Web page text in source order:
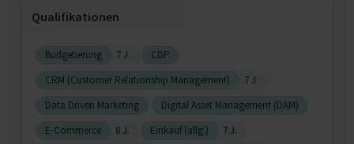
Qualifikationen
Budgetierung 7 J.
CDP
CRM (Customer Relationship Management)
7 J.
Data Driven Marketing
Digital Asset Management (DAM)
E-Commerce
8 J. Einkauf (allg.)
7 J.